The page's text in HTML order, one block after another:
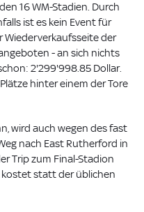
16 WM-Stadien. Durch
ist es kein Event für
der
- an sich nichts
2'299'998.85 Dollar.
hinter einem der Tore
wird auch wegen des fast
nach East Rutherford in
Trip zum Final-Stadion
kostet statt der üblichen